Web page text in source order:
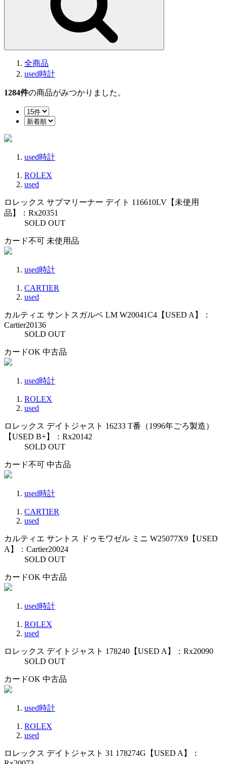
全商品
used時計
1284件の商品がみつかりました。
used時計
ROLEX
used
ロレックス サブマリーナー デイト 116610LV【未使用
品】：Rx20351
SOLD OUT
カード不可 未使用品
used時計
CARTIER
used
カルティエ サントスガルベ LM W20041C4【USED A】：
Cartier20136
SOLD OUT
カードOK 中古品
used時計
ROLEX
used
ロレックス デイトジャスト 16233 T番（1996年ごろ製造）
【USED B+】：Rx20142
SOLD OUT
カード不可 中古品
used時計
CARTIER
used
カルティエ サントス ドゥモワゼル ミニ W25077X9【USED
A】：Cartier20024
SOLD OUT
カードOK 中古品
used時計
ROLEX
used
ロレックス デイトジャスト 178240【USED A】：Rx20090
SOLD OUT
カードOK 中古品
used時計
ROLEX
used
ロレックス デイトジャスト 31 178274G【USED A】：